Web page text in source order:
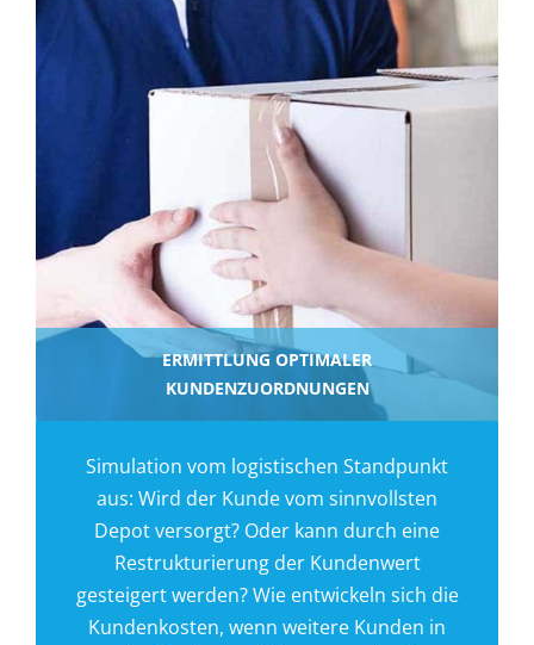
ERMITTLUNG OPTIMALER
KUNDENZUORDNUNGEN
Simulation vom logistischen Standpunkt
aus: Wird der Kunde vom sinnvollsten
Depot versorgt? Oder kann durch eine
Restrukturierung der Kundenwert
gesteigert werden? Wie entwickeln sich die
Kundenkosten, wenn weitere Kunden in